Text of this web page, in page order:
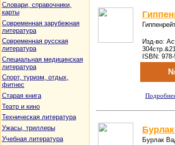
Словари, справочники,
карты
Современная зарубежная
литература
Современная русская
литература
Специальная медицинская
литература
Спорт, туризм, отдых,
фитнес
Старая книга
Театр и кино
Техническая литература
Ужасы, триллеры
Учебная литература
Изд-во:
ISBN:
Бурлак